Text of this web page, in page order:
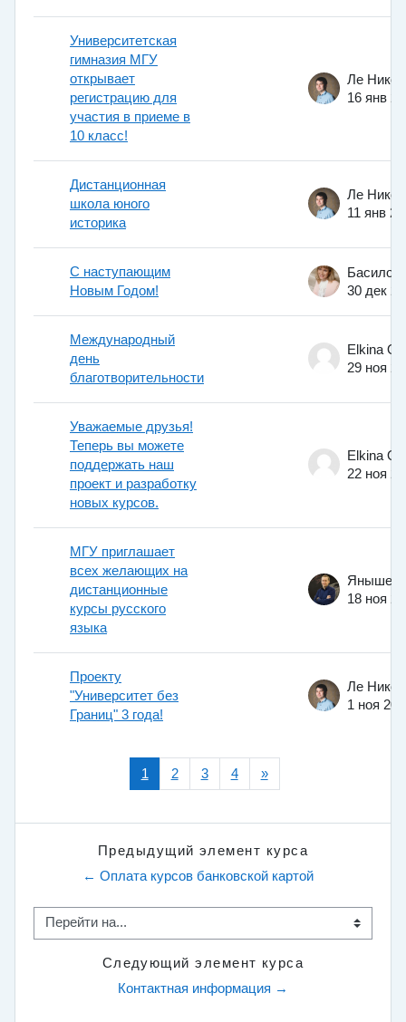
Университетская
гимназия МГУ
открывает
регистрацию для
участия в приеме в
10 класс!
16 янв
Дистанционная
школа юного
историка
11 янв
С наступающим
Новым Годом!
30 дек
Международный
день
благотворительности
Elkina
29 ноя
Уважаемые друзья!
Теперь вы можете
поддержать наш
проект и разработку
новых курсов.
Elkina
22 ноя
МГУ приглашает
всех желающих на
дистанционные
курсы русского
языка
18 ноя
Проекту
"Университет без
Границ" 3 года!
1 ноя
1 (текущая)
2 3 4 »Следующая страница
Предыдущий элемент курса
← Оплата курсов банковской картой
Перейти на...
Следующий элемент курса
Контактная информация →